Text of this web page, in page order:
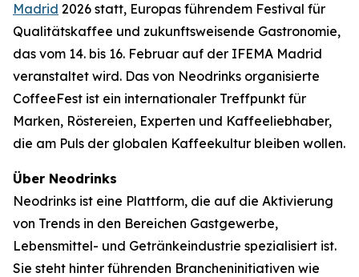
Madrid 2026 statt, Europas führendem Festival für
Qualitätskaffee und zukunftsweisende Gastronomie,
das vom 14. bis 16. Februar auf der IFEMA Madrid
veranstaltet wird. Das von Neodrinks organisierte
CoffeeFest ist ein internationaler Treffpunkt für
Marken, Röstereien, Experten und Kaffeeliebhaber,
die am Puls der globalen Kaffeekultur bleiben wollen.
Über Neodrinks
Neodrinks ist eine Plattform, die auf die Aktivierung
von Trends in den Bereichen Gastgewerbe,
Lebensmittel- und Getränkeindustrie spezialisiert ist.
Sie steht hinter führenden Brancheninitiativen wie